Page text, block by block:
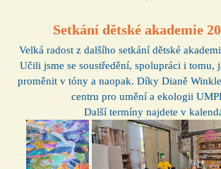
Setkání dětské akademie
Velká radost z dalšího setkání dětské
Učili jsme se soustředění, spolupráci i tomu,
proměnit v tóny a naopak. Díky Dianě
centru pro umění a ekologii
Další termíny najdete v